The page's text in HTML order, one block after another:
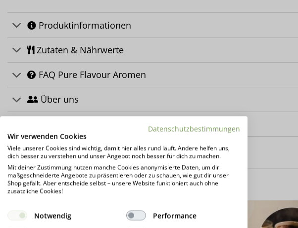
Produktinformationen
Zutaten & Nährwerte
FAQ Pure Flavour Aromen
Über uns
Kundenrezensionen (5)
DAS KÖNNTE DIR AUCH GEFALLEN …
Datenschutzbestimmungen
Wir verwenden Cookies
Viele unserer Cookies sind wichtig, damit hier alles rund läuft. Andere helfen uns,
dich besser zu verstehen und unser Angebot noch besser für dich zu machen.
Mit deiner Zustimmung nutzen manche Cookies anonymisierte Daten, um dir
maßgeschneiderte Angebote zu präsentieren oder zu schauen, wie gut dir unser
Shop gefällt. Aber entscheide selbst – unsere Website funktioniert auch ohne
zusätzliche Cookies!
Notwendig
Performance